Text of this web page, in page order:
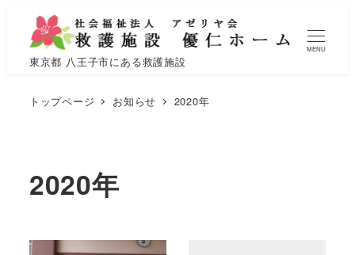
東京都 八王子市にある救護施設
MENU
トップページ お知らせ 2020年
2020年